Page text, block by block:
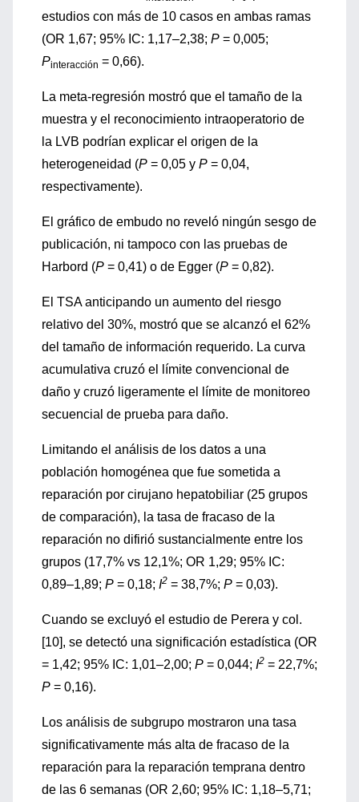
estudios con más de 10 casos en ambas ramas
(OR 1,67; 95% IC: 1,17–2,38; P = 0,005;
Pinteracción = 0,66).
La meta-regresión mostró que el tamaño de la
muestra y el reconocimiento intraoperatorio de
la LVB podrían explicar el origen de la
heterogeneidad (P = 0,05 y P = 0,04,
respectivamente).
El gráfico de embudo no reveló ningún sesgo de
publicación, ni tampoco con las pruebas de
Harbord (P = 0,41) o de Egger (P = 0,82).
El TSA anticipando un aumento del riesgo
relativo del 30%, mostró que se alcanzó el 62%
del tamaño de información requerido. La curva
acumulativa cruzó el límite convencional de
daño y cruzó ligeramente el límite de monitoreo
secuencial de prueba para daño.
Limitando el análisis de los datos a una
población homogénea que fue sometida a
reparación por cirujano hepatobiliar (25 grupos
de comparación), la tasa de fracaso de la
reparación no difirió sustancialmente entre los
grupos (17,7% vs 12,1%; OR 1,29; 95% IC:
0,89–1,89; P = 0,18; I2 = 38,7%; P = 0,03).
Cuando se excluyó el estudio de Perera y col.
[10], se detectó una significación estadística (OR
= 1,42; 95% IC: 1,01–2,00; P = 0,044; I2 = 22,7%;
P = 0,16).
Los análisis de subgrupo mostraron una tasa
significativamente más alta de fracaso de la
reparación para la reparación temprana dentro
de las 6 semanas (OR 2,60; 95% IC: 1,18–5,71;